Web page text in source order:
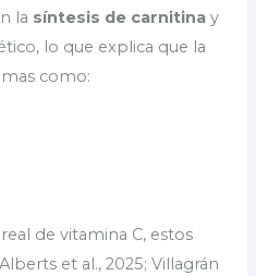
la síntesis de carnitina y
lo que explica que la
como:
de vitamina C, estos
et al., 2025; Villagrán